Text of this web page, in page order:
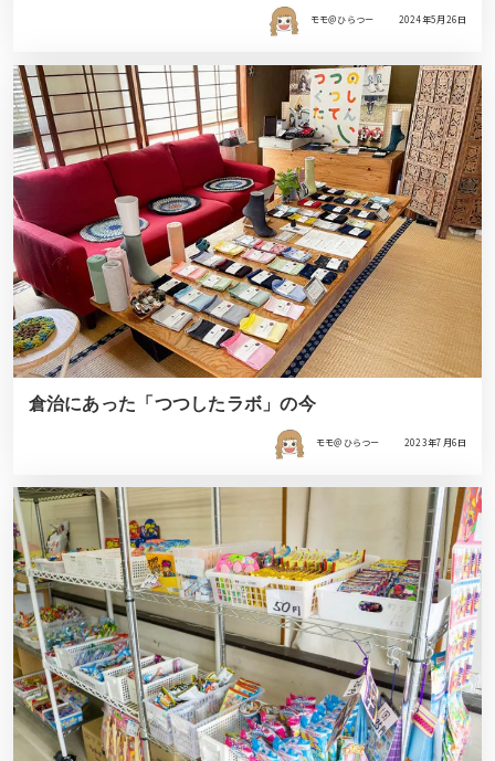
モモ＠ひらつー 2024年5月26日
倉治にあった「つつしたラボ」の今
モモ＠ひらつー 2023年7月6日